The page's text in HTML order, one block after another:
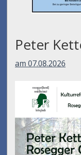
Peter
am 07.08.2026